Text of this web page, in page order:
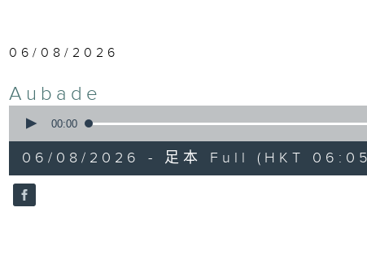
06/08/2026
Aubade
seconds
55
minutes,
0
seconds
90%
00:00
06/08/2026 - 足本 Full (HKT